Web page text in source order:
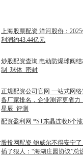
上海股票配资 洋河股份：
利润约43.44亿元
炒股配资查询 电动防爆球阀
制_球体_密封
正规配资公司官网 一站式网
备厂家排名，企业测评更省力
星辰_评测
配资盈利网 *ST东晶连收6个
股投网配资 鲍威尔不得安宁
插了狠人：“海湖庄园协议”总